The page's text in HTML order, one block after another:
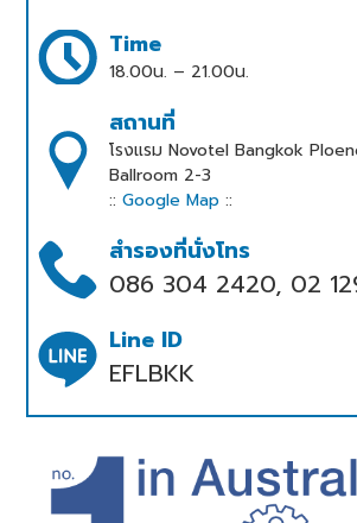
Time
18.00น. – 21.00น.
สถานที่
โรงแรม Novotel Bangkok
Ballroom 2-3
::Google Map ::
สำรองที่นั่งโทร
086 304 2420, 02
Line ID
EFLBKK